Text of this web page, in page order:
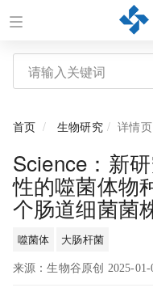
首页 生物研究 详情页
Science：新
性的噬菌体物
个肠道细菌菌
噬菌体 大肠杆菌
来源：生物谷原创 2025-01-